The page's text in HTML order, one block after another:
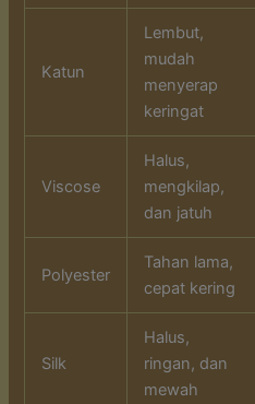
Katun
Lembut,
mudah
menyerap
keringat
Viscose
Halus,
mengkilap,
dan jatuh
Polyester
Tahan lama,
cepat kering
Silk
Halus,
ringan, dan
mewah